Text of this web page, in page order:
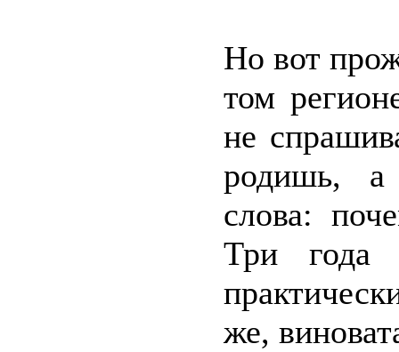
Но вот
том
не
родишь,
слова:
Три года
же,